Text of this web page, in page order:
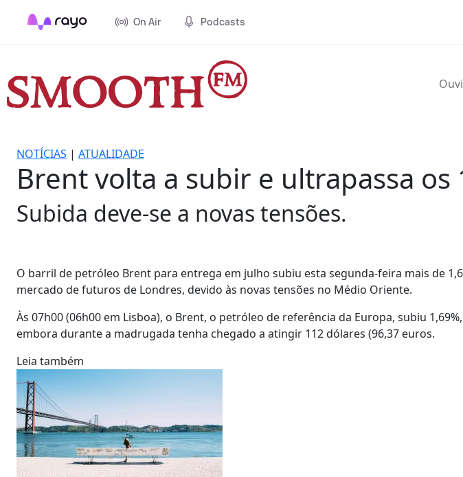
On Air Podcasts
NOTÍCIAS | ATUALIDADE
Brent volta a subir e ultrapassa
Subida deve-se a novas tensões.
O barril de petróleo Brent para entrega em julho subiu esta segunda-feira mais de
mercado de futuros de Londres, devido às novas tensões no Médio Oriente.
Às 07h00 (06h00 em Lisboa), o Brent, o petróleo de referência da Europa, subiu
embora durante a madrugada tenha chegado a atingir 112 dólares (96,37 euros.
Leia também